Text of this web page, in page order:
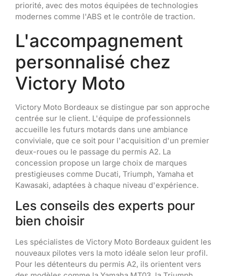
priorité, avec des motos équipées de technologies
modernes comme l'ABS et le contrôle de traction.
L'accompagnement
personnalisé chez
Victory Moto
Victory Moto Bordeaux se distingue par son approche
centrée sur le client. L'équipe de professionnels
accueille les futurs motards dans une ambiance
conviviale, que ce soit pour l'acquisition d'un premier
deux-roues ou le passage du permis A2. La
concession propose un large choix de marques
prestigieuses comme Ducati, Triumph, Yamaha et
Kawasaki, adaptées à chaque niveau d'expérience.
Les conseils des experts pour
bien choisir
Les spécialistes de Victory Moto Bordeaux guident les
nouveaux pilotes vers la moto idéale selon leur profil.
Pour les détenteurs du permis A2, ils orientent vers